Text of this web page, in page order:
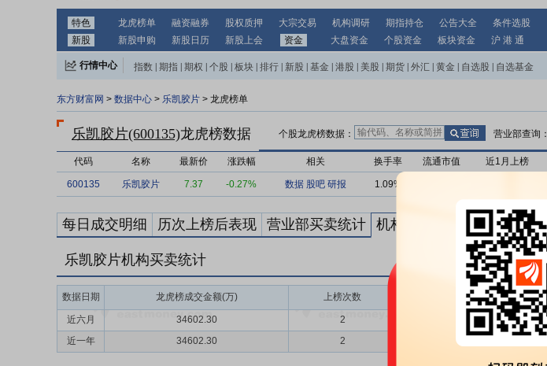
特色 龙虎榜单 融资融券 股权质押 大宗交易 机构调研 期指持仓 公告大全 条件选股
新股
新股申购 新股日历 新股上会 资金 大盘资金 个股资金 板块资金 沪 港 通
行情中心 指数 期指 期权 个股 板块 排行 新股 基金 港股 美股 期货 外汇 黄金 自选股 自选基金
东方财富网 > 数据中心 > 乐凯胶片 > 龙虎榜单
乐凯胶片(600135)龙虎榜数据 个股龙虎榜数据： 营业部查询：
代码 名称 最新价 涨跌幅 相关 换手率 流通市值 近1月上榜
600135 乐凯胶片 7.37 -0.27% 数据 股吧 研报 1.09%
每日成交明细 历次上榜后表现 营业部买卖统计 机构买卖统计 最新公告
乐凯胶片机构买卖统计
数据日期 龙虎榜成交金额(万) 上榜次数 买入额(万)
近六月
34602.30 2 0.00
近一年
34602.30 2 0.00